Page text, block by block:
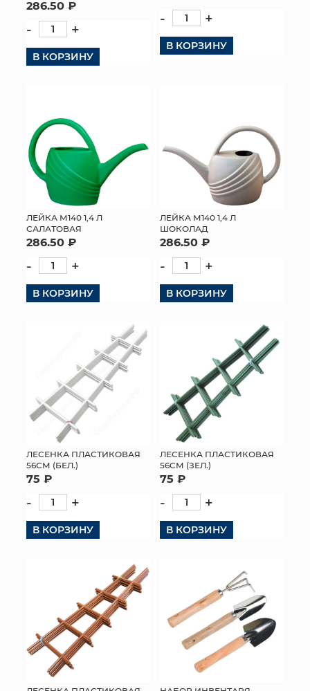
286.50 ₽
- +
В КОРЗИНУ
- +
В КОРЗИНУ
ЛЕЙКА М140 1,4 Л
САЛАТОВАЯ
286.50 ₽
- +
В КОРЗИНУ
ЛЕЙКА М140 1,4 Л
ШОКОЛАД
286.50 ₽
- +
В КОРЗИНУ
ЛЕСЕНКА ПЛАСТИКОВАЯ
56СМ (БЕЛ.)
75 ₽
- +
В КОРЗИНУ
ЛЕСЕНКА ПЛАСТИКОВАЯ
56СМ (ЗЕЛ.)
75 ₽
- +
В КОРЗИНУ